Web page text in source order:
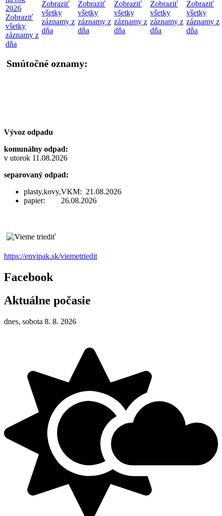
2026
Zobraziť
všetky
záznamy z
dňa
Zobraziť
všetky
záznamy z
dňa
Zobraziť
všetky
záznamy z
dňa
Zobraziť
všetky
záznamy z
dňa
Zobraziť
všetky
záznamy z
dňa
Zobraziť
všetky
záznamy z
dňa
Smútočné oznamy:
Vývoz odpadu
komunálny odpad:
v utorok 11.08.2026
separovaný odpad:
plasty,kovy,VKM: 21.08.2026
papier: 26.08.2026
https://envipak.sk/viemetriedit
Facebook
Aktuálne počasie
dnes, sobota 8. 8. 2026